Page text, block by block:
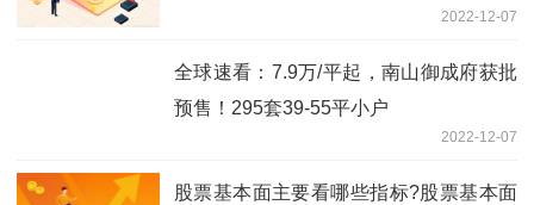
2022-12-07
全球速看：7.9万/平起，南山御成府获批
预售！295套39-55平小户
2022-12-07
股票基本面主要看哪些指标?股票基本面